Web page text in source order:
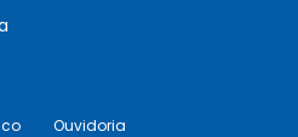
Ouvidoria